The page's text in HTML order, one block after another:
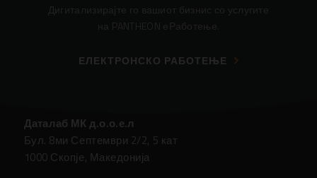
Дигитализирајте го вашиот бизнис со услугите
на PANTHEON еРаботење.
ЕЛЕКТРОНСКО РАБОТЕЊЕ
Даталаб МК д.о.о.е.л
Бул. 8ми Септември 2/2, 5 кат
1000 Скопје, Македонија